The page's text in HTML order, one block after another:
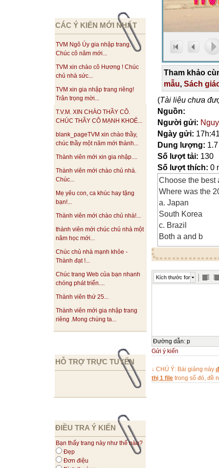
CÁC Ý KIẾN MỚI NHẤT
TVM Ngô Úy gia nhập trang.
Chúc cô năm mới...
TVM xin chào cô Hương ! Chúc
chủ nhà sức...
TVM xin gia nhập trang riêng!
Trân trọng mời...
T.V.M. XIN CHÀO THẦY CÔ.
CHÚC THẦY CÔ MẠNH KHOẺ...
blank_pageTVM xin chào thầy,
chúc thầy một năm mới thành...
Thành viên mới xin gia nhập....
Thành viên mới chào chủ nhà.
Chúc...
Mẹ yêu con, ca khúc hay tặng
bạn!...
Thành viên mới chào chủ nhà!...
thành viên mới chúc chủ nhà một
năm học mới...
Chúc chủ nhà mạnh khỏe -
Thành đạt !...
Chúc trang Web của bạn nhanh
chóng phát triển....
Thành viên thứ 25...
Thành viên mới gia nhập trang
riêng .Mong chúng ta...
HỖ TRỢ TRỰC TUYẾN
ĐIỀU TRA Ý KIẾN
Bạn thấy trang này như thế nào?
Đẹp
Đơn điệu
Tham khảo
mẫu, Sách
(Tài liệu chưa
Nguồn:
Người gửi:
Ngày gửi:
Dung lượng:
Số lượt tải: 130
Số lượt thích: 0
Choose the best
Where was the
a. Japan
South Korea
c. Brazil
Both a and b
a
b
c
d
Congratulation!
2. Which team
England
c. Germany
Kích thước font
Đường dẫn: p
Gửi ý kiến
↓ CHÚ Ý: Bài giảng này
thị 1 file trong số đó, đề